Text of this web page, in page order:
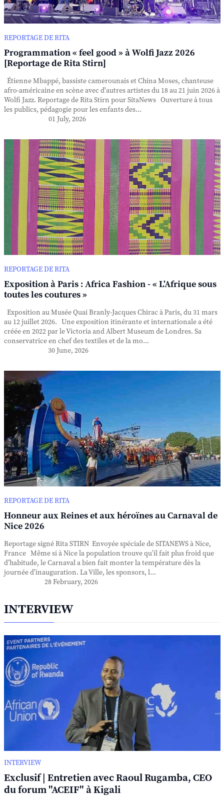
REPORTAGE DE RITA
Programmation « feel good » à Wolfi Jazz 2026
[Reportage de Rita Stirn]
Étienne Mbappé, bassiste camerounais et China Moses, chanteuse
afro-américaine en scène avec d'autres artistes du 18 au 21 juin 2026 à
Wolfi Jazz. Reportage de Rita Stirn pour SitaNews Ouverture à tous
les publics, pédagogie pour les enfants des...
01 July, 2026
REPORTAGE DE RITA
Exposition à Paris : Africa Fashion - « L’Afrique sous
toutes les coutures »
Exposition au Musée Quai Branly-Jacques Chirac à Paris, du 31 mars
au 12 juillet 2026. Une exposition itinérante et internationale a été
créée en 2022 par le Victoria and Albert Museum de Londres. Sa
conservatrice en chef des textiles et de la mo...
30 June, 2026
REPORTAGE DE RITA
Honneur aux Reines et aux héroïnes au Carnaval de
Nice 2026
Reportage signé Rita STIRN Envoyée spéciale de SITANEWS à Nice,
France Même si à Nice la population trouve qu’il fait plus froid que
d’habitude, le Carnaval a bien fait monter la température dès la
journée d’inauguration. La Ville, les sponsors, l...
28 February, 2026
INTERVIEW
INTERVIEW
Exclusif | Entretien avec Raoul Rugamba, CEO
du forum "ACEIF" à Kigali